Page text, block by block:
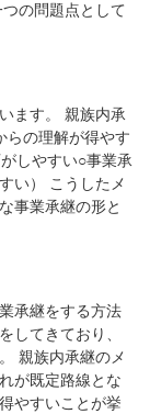
の問題点として
ます。 親族内承
らの理解が得やす
しやすい○事業承
い） こうしたメ
事業承継の形と
承継をする方法
してきており、
親族内承継のメ
が既定路線とな
やすいことが挙